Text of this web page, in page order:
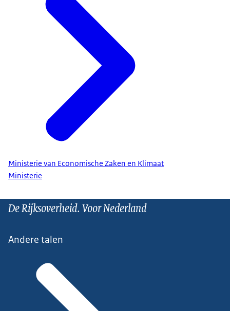
Ministerie van Economische Zaken en Klimaat
Ministerie
De Rijksoverheid. Voor Nederland
Andere talen